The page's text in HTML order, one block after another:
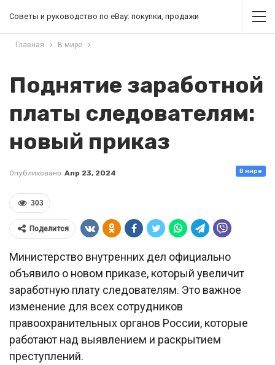
Советы и руководство по eBay: покупки, продажи
Главная В мире
Поднятие заработной
платы следователям:
новый приказ
В мире
Опубликовано Апр 23, 2024
303
Поделится
Министерство внутренних дел официально
объявило о новом приказе, который увеличит
заработную плату следователям. Это важное
изменение для всех сотрудников
правоохранительных органов России, которые
работают над выявлением и раскрытием
преступлений.